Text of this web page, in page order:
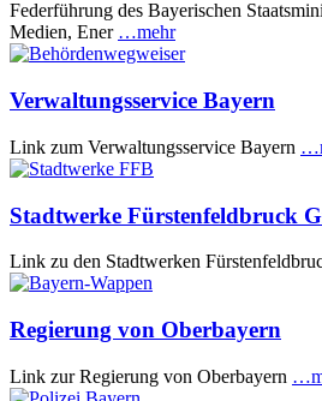
Federführung des Bayerischen
Medien, Ener …mehr
Verwaltungsservice Bayern
Link zum Verwaltungsservice Bayern
Stadtwerke Fürstenfeldbruck
Link zu den Stadtwerken
Regierung von Oberbayern
Link zur Regierung von Oberbayern